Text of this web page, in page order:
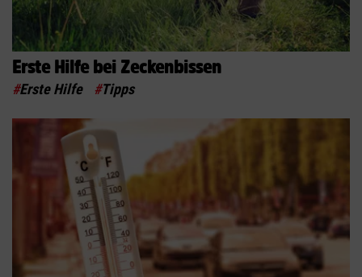
Erste Hilfe bei Zeckenbissen
#Erste Hilfe #Tipps